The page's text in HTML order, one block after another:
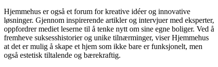
Hjemmehus er også et forum for kreative idéer og innovative
løsninger. Gjennom inspirerende artikler og intervjuer med eksperter,
oppfordrer mediet leserne til å tenke nytt om sine egne boliger. Ved å
fremheve suksesshistorier og unike tilnærminger, viser Hjemmehus
at det er mulig å skape et hjem som ikke bare er funksjonelt, men
også estetisk tiltalende og bærekraftig.